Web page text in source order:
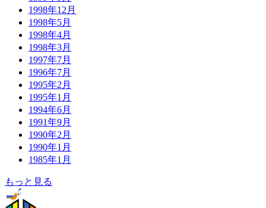
1998年12月
1998年5月
1998年4月
1998年3月
1997年7月
1996年7月
1995年2月
1995年1月
1994年6月
1991年9月
1990年2月
1990年1月
1985年1月
もっと見る